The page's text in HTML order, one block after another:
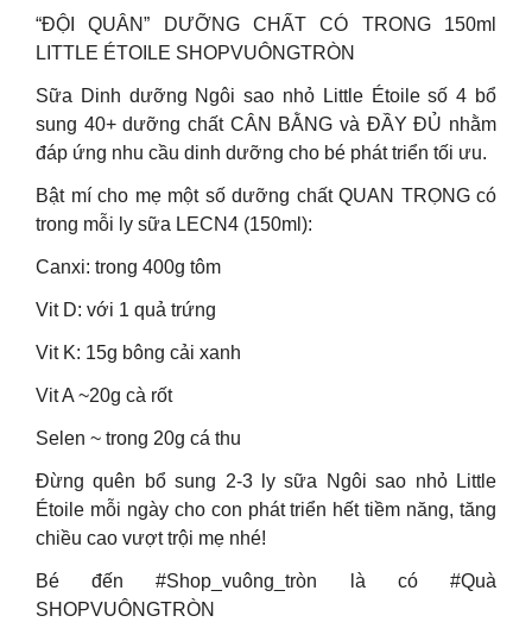
“ĐỘI QUÂN” DƯỠNG CHẤT CÓ TRONG 150ml
LITTLE ÉTOILE SHOPVUÔNGTRÒN
Sữa Dinh dưỡng Ngôi sao nhỏ Little Étoile số 4 bổ
sung 40+ dưỡng chất CÂN BẰNG và ĐẦY ĐỦ nhằm
đáp ứng nhu cầu dinh dưỡng cho bé phát triển tối ưu.
Bật mí cho mẹ một số dưỡng chất QUAN TRỌNG có
trong mỗi ly sữa LECN4 (150ml):
Canxi: trong 400g tôm
Vit D: với 1 quả trứng
Vit K: 15g bông cải xanh
Vit A ~20g cà rốt
Selen ~ trong 20g cá thu
Đừng quên bổ sung 2-3 ly sữa Ngôi sao nhỏ Little
Étoile mỗi ngày cho con phát triển hết tiềm năng, tăng
chiều cao vượt trội mẹ nhé!
Bé đến #Shop_vuông_tròn là có #Quà
SHOPVUÔNGTRÒN